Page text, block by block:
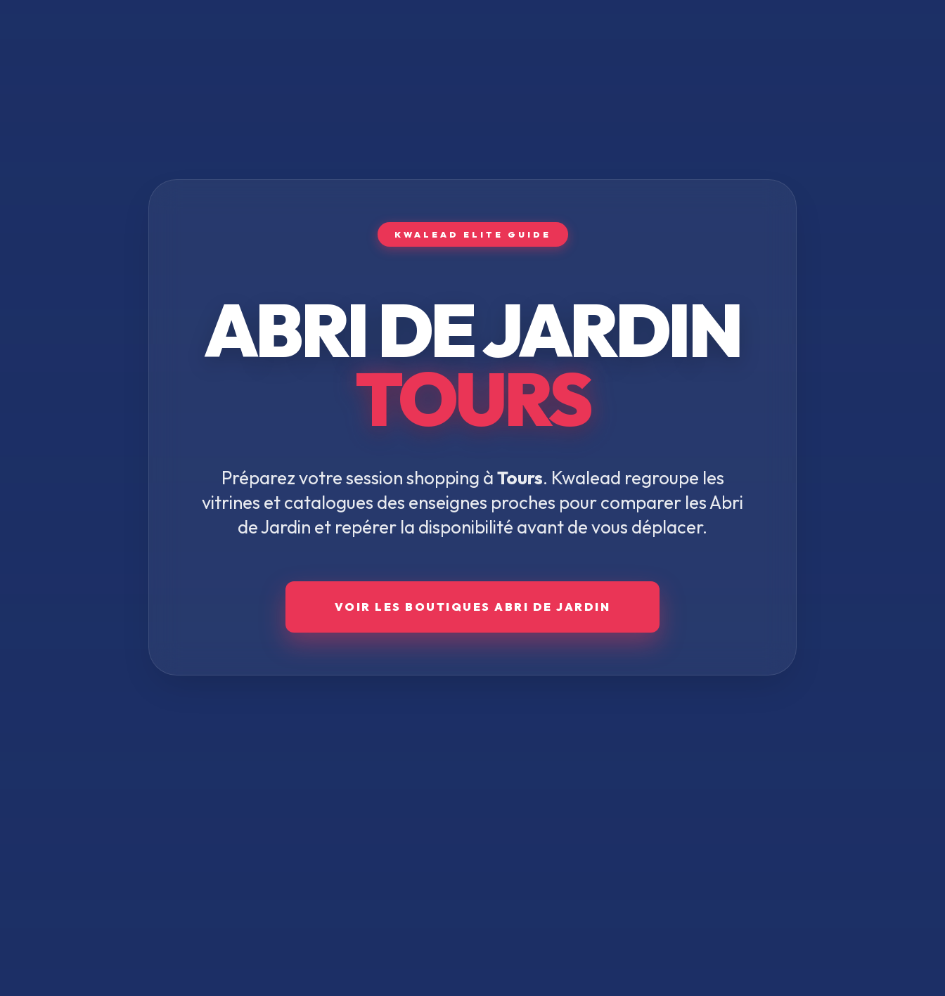
KWALEAD ELITE GUIDE
ABRI DE JARDIN
TOURS
Préparez votre session shopping àTours. Kwalead regroupe les
vitrines et catalogues des enseignes proches pour comparer lesAbri
de Jardin et repérer la disponibilité avant de vous déplacer.
VOIR LES BOUTIQUESABRI DE JARDIN